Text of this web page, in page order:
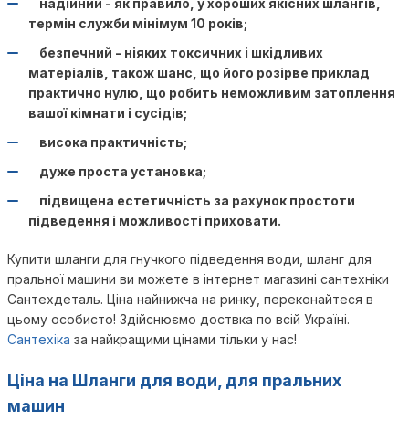
надійний - як правило, у хороших якісних шлангів,
термін служби мінімум 10 років;
безпечний - ніяких токсичних і шкідливих
матеріалів, також шанс, що його розірве приклад
практично нулю, що робить неможливим затоплення
вашої кімнати і сусідів;
висока практичність;
дуже проста установка;
підвищена естетичність за рахунок простоти
підведення і можливості приховати.
Купити шланги для гнучкого підведення води, шланг для
пральної машини ви можете в інтернет магазині сантехніки
Сантехдеталь. Ціна найнижча на ринку, переконайтеся в
цьому особисто! Здійснюємо доствка по всій Україні.
Сантехіка за найкращими цінами тільки у нас!
Ціна на Шланги для води, для пральних
машин